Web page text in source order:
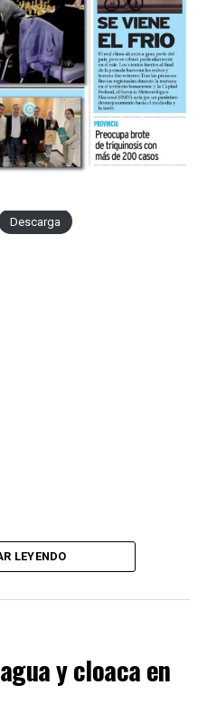
Descarga
LEYENDO
y cloaca en